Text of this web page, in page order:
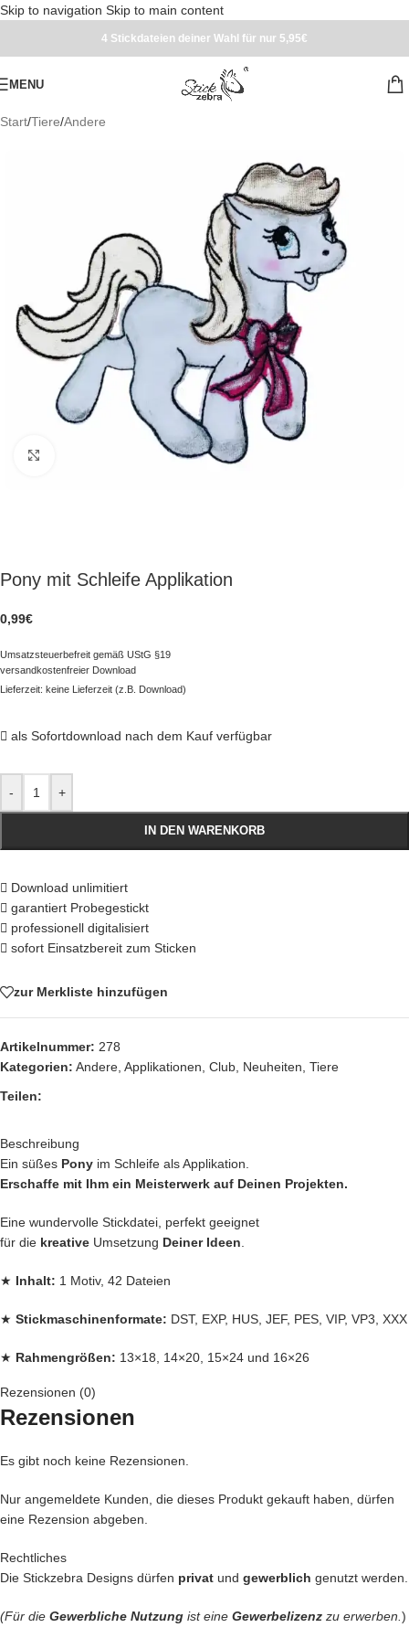
Skip to navigation Skip to main content
4 Stickdateien deiner Wahl für nur 5,95€
MENU
Start/Tiere/Andere
zum Vergrößern klicken
Pony mit Schleife Applikation
0,99€
Umsatzsteuerbefreit gemäß UStG §19
versandkostenfreier Download
Lieferzeit: keine Lieferzeit (z.B. Download)
als Sofortdownload nach dem Kauf verfügbar
- +
IN DEN WARENKORB
Download unlimitiert
garantiert Probegestickt
professionell digitalisiert
sofort Einsatzbereit zum Sticken
zur Merkliste hinzufügen
Artikelnummer: 278
Kategorien: Andere Applikationen Club Neuheiten Tiere
Teilen:
Beschreibung
Ein süßes Pony im Schleife als Applikation.
Erschaffe mit Ihm ein Meisterwerk auf Deinen Projekten.
Eine wundervolle Stickdatei, perfekt geeignet
für die kreative Umsetzung Deiner Ideen
★ Inhalt: 1 Motiv, 42 Dateien
★ Stickmaschinenformate: DST, EXP, HUS, JEF, PES, VIP, VP3, XXX
★ Rahmengrößen: 13×18, 14×20, 15×24 und 16×26
JedeStickdatei bei Stickzebra wird mit Liebe per Hand gezeichnet, mit
Herzblut digitalisiert und für
verschönern und zu einem Einzelstück machen
– EinHandtuch individuell so gestalten wie Du es liebst
Deiner Kinder funkeln wie Diamanten
– Geschenke erstellen, die sicher nie vergessen werden
Das sind nur unsere Ideen. Du hast jetzt ganz sicher noch genialere
Rezensionen (0)
Rezensionen
Es gibt noch keine Rezensionen.
Nur angemeldete Kunden, die dieses Produkt gekauft haben, dürfen
eine Rezension abgeben.
Rechtliches
Die Stickzebra Designs dürfen privat und gewerblich genutzt werden.
(Für die Gewerbliche Nutzung ist eine Gewerbelizenz zu erwerben. )